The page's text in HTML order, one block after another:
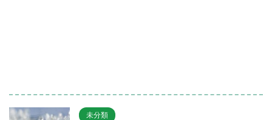
未分類